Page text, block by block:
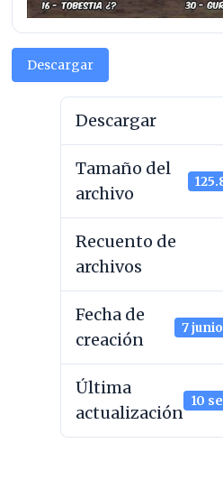
Descargar
Descargar
Tamaño del
archivo
Recuento de
archivos
Fecha de
creación
7
Última
actualización
10